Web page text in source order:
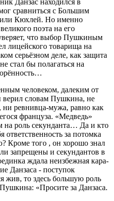
сравниться с Большим
Кюхлей. Но именно
поэта на его
что выбор Пушкиным
лицейского товарища на
серьёзном деле, как защита
стал бы полагаться на
человеком, далеким от
верил словам Пушкина, не
ни ревнивца-мужа, равно как
француза. «Медведь»
на роль секунданта… Да и кто
ответственность за потомка
Кроме того , он хорошо знал
запрещены и секундантов в
ждала неизбежная кара-
Данзаса - поступок
жив, то здесь большую роль
«Просите за Данзаса.